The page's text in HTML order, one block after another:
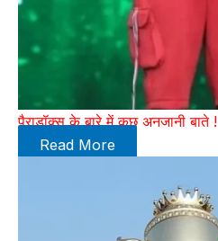
पैराडॉक्स के बारे में कुछ अनजानी बाते !
Read More